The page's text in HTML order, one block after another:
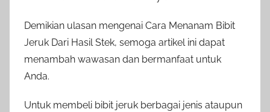
Demikian ulasan mengenai Cara Menanam Bibit
Jeruk Dari Hasil Stek, semoga artikel ini dapat
menambah wawasan dan bermanfaat untuk
Anda.
Untuk membeli bibit jeruk berbagai jenis ataupun